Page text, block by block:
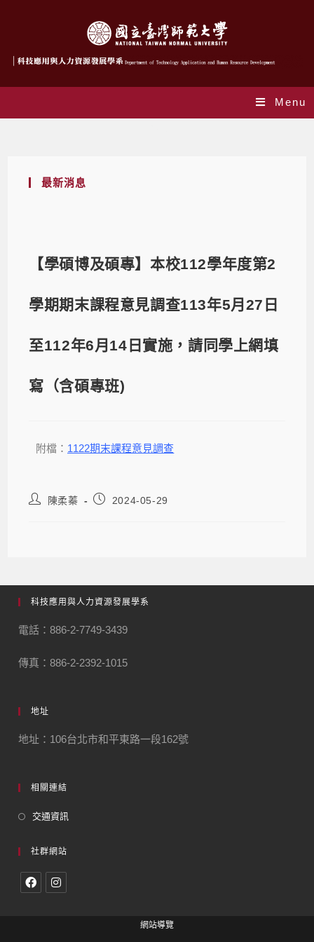
Menu
最新消息
【學碩博及碩專】本校112學年度第2
學期期末課程意見調查113年5月27日
至112年6月14日實施，請同學上網填
寫（含碩專班)
附檔： 1122期末課程意見調查
陳柔蓁 2024-05-29
科技應用與人力資源發展學系
電話：886-2-7749-3439
傳真：886-2-2392-1015
地址
地址：106台北市和平東路一段162號
相關連結
交通資訊
社群網站
網站導覽